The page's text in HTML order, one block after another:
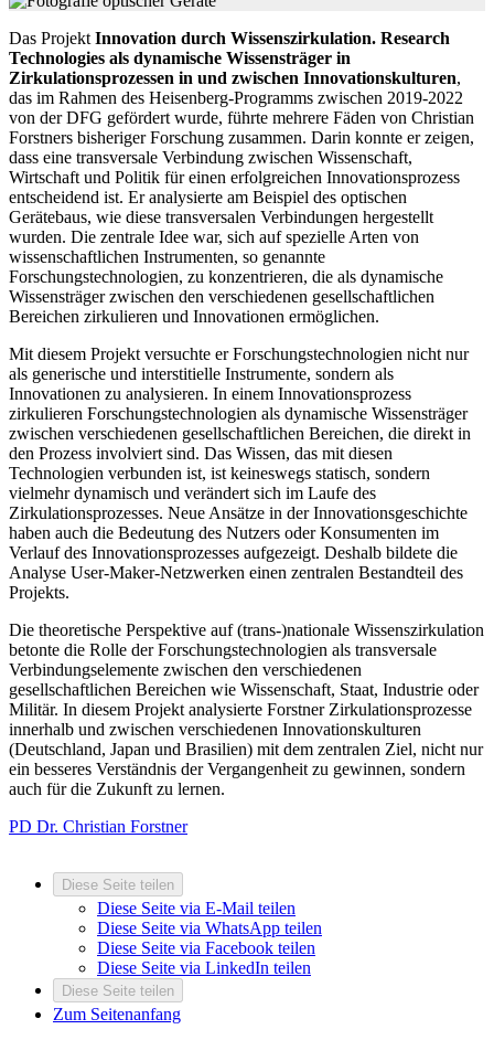
Das Projekt Innovation durch Wissenszirkulation. Research
Technologies als dynamische Wissensträger in
Zirkulationsprozessen in und zwischen Innovationskulturen,
das im Rahmen des Heisenberg-Programms zwischen 2019-2022
von der DFG gefördert wurde, führte mehrere Fäden von Christian
Forstners bisheriger Forschung zusammen. Darin konnte er zeigen,
dass eine transversale Verbindung zwischen Wissenschaft,
Wirtschaft und Politik für einen erfolgreichen Innovationsprozess
entscheidend ist. Er analysierte am Beispiel des optischen
Gerätebaus, wie diese transversalen Verbindungen hergestellt
wurden. Die zentrale Idee war, sich auf spezielle Arten von
wissenschaftlichen Instrumenten, so genannte
Forschungstechnologien, zu konzentrieren, die als dynamische
Wissensträger zwischen den verschiedenen gesellschaftlichen
Bereichen zirkulieren und Innovationen ermöglichen.
Mit diesem Projekt versuchte er Forschungstechnologien nicht nur
als generische und interstitielle Instrumente, sondern als
Innovationen zu analysieren. In einem Innovationsprozess
zirkulieren Forschungstechnologien als dynamische Wissensträger
zwischen verschiedenen gesellschaftlichen Bereichen, die direkt in
den Prozess involviert sind. Das Wissen, das mit diesen
Technologien verbunden ist, ist keineswegs statisch, sondern
vielmehr dynamisch und verändert sich im Laufe des
Zirkulationsprozesses. Neue Ansätze in der Innovationsgeschichte
haben auch die Bedeutung des Nutzers oder Konsumenten im
Verlauf des Innovationsprozesses aufgezeigt. Deshalb bildete die
Analyse User-Maker-Netzwerken einen zentralen Bestandteil des
Projekts.
Die theoretische Perspektive auf (trans-)nationale Wissenszirkulation
betonte die Rolle der Forschungstechnologien als transversale
Verbindungselemente zwischen den verschiedenen
gesellschaftlichen Bereichen wie Wissenschaft, Staat, Industrie oder
Militär. In diesem Projekt analysierte Forstner Zirkulationsprozesse
innerhalb und zwischen verschiedenen Innovationskulturen
(Deutschland, Japan und Brasilien) mit dem zentralen Ziel, nicht nur
ein besseres Verständnis der Vergangenheit zu gewinnen, sondern
auch für die Zukunft zu lernen.
PD Dr. Christian Forstner
Diese Seite teilen
Diese Seite via E-Mail teilen
Diese Seite via WhatsApp teilen
Diese Seite via Facebook teilen
Diese Seite via LinkedIn teilen
Diese Seite teilen
Zum Seitenanfang